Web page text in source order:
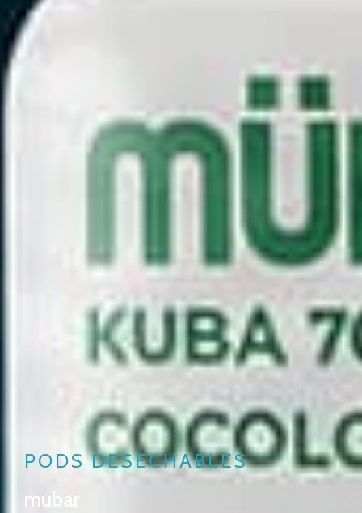
PODS DESECHABLES
mubar